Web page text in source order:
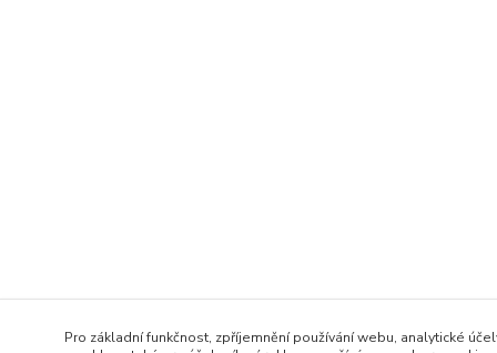
Pro základní funkčnost, zpříjemnění používání webu, analytické